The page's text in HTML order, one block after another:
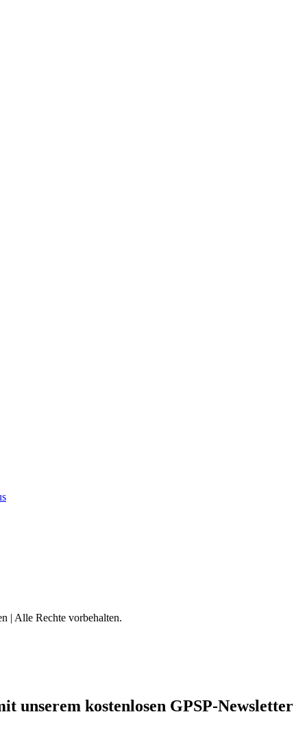
| Alle Rechte vorbehalten.
unserem kostenlosen GPSP-Newsletter